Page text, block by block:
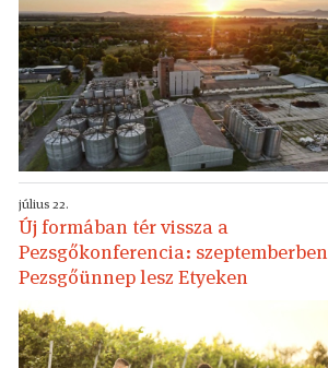
július 22.
Új formában tér vissza a
Pezsgőkonferencia: szeptemberben
Pezsgőünnep lesz Etyeken